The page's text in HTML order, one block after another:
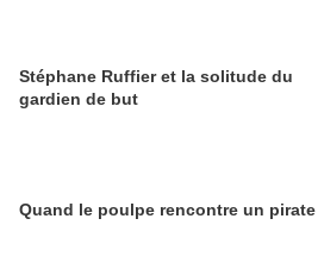
Stéphane Ruffier et la solitude du
gardien de but
Quand le poulpe rencontre un pirate